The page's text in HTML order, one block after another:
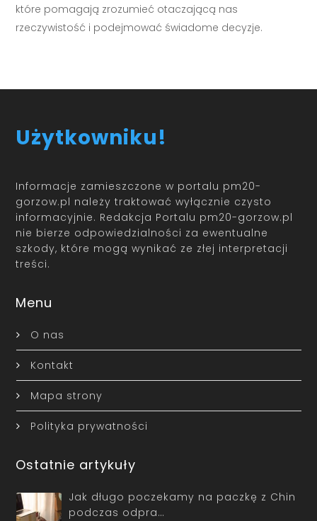
które pomagają zrozumieć otaczającą nas
rzeczywistość i podejmować świadome decyzje.
Użytkowniku!
Informacje zamieszczone w portalu pm20-
gorzow.pl należy traktować wyłącznie czysto
informacyjnie. Redakcja Portalu pm20-gorzow.pl
nie bierze odpowiedzialności za ewentualne
szkody, które mogą wynikać ze złej interpretacji
treści.
Menu
O nas
Kontakt
Mapa strony
Polityka prywatności
Ostatnie artykuły
Jak długo poczekamy na paczkę z Chin
podczas odpra…